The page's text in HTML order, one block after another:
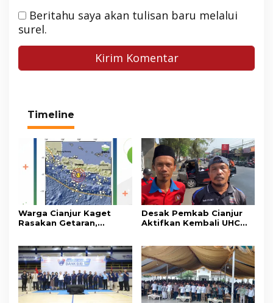
Beritahu saya akan tulisan baru melalui
surel.
Timeline
Warga Cianjur Kaget
Rasakan Getaran,
Pangandaran
Desak Pemkab Cianjur
Aktifkan Kembali UHC